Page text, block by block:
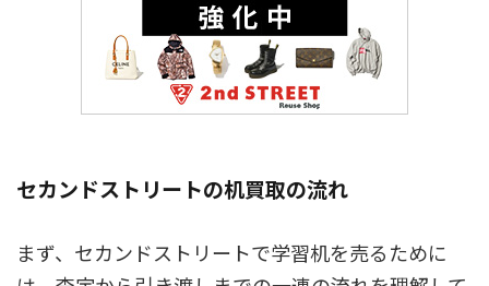
セカンドストリートの机買取の流れ
まず、セカンドストリートで学習机を売るために